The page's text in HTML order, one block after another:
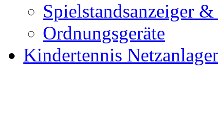
Spielstandsanzeiger
Ordnungsgeräte
Kindertennis